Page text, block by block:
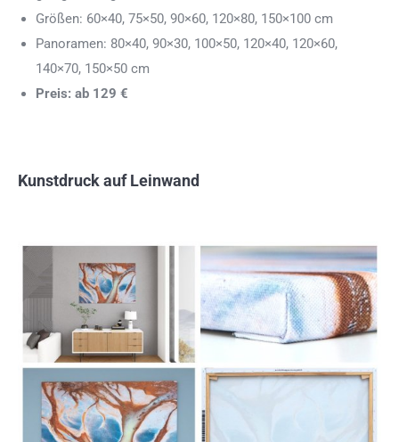
Größen: 60×40, 75×50, 90×60, 120×80, 150×100 cm
Panoramen: 80×40, 90×30, 100×50, 120×40, 120×60,
140×70, 150×50 cm
Preis: ab 129 €
Kunstdruck auf Leinwand